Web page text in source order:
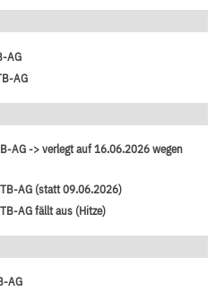
AG
AG
AG -> verlegt auf 16.06.2026 wegen
AG (statt 09.06.2026)
AG fällt aus (Hitze)
AG